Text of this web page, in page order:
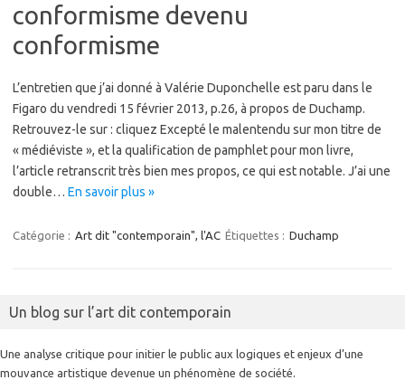
conformisme devenu
conformisme
L’entretien que j’ai donné à Valérie Duponchelle est paru dans le
Figaro du vendredi 15 février 2013, p.26, à propos de Duchamp.
Retrouvez-le sur : cliquez Excepté le malentendu sur mon titre de
« médiéviste », et la qualification de pamphlet pour mon livre,
l’article retranscrit très bien mes propos, ce qui est notable. J’ai une
double… En savoir plus »
Catégorie : Art dit "contemporain", l'AC Étiquettes : Duchamp
Un blog sur l’art dit contemporain
Une analyse critique pour initier le public aux logiques et enjeux d’une
mouvance artistique devenue un phénomène de société.